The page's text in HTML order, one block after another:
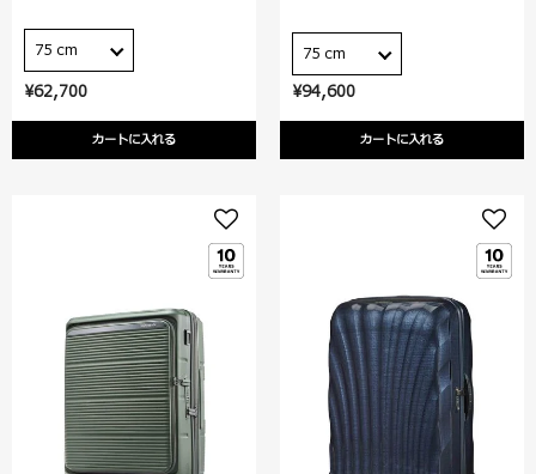
¥62,700
カートに入れる
75 cm
¥94,600
カートに入れる
75 cm